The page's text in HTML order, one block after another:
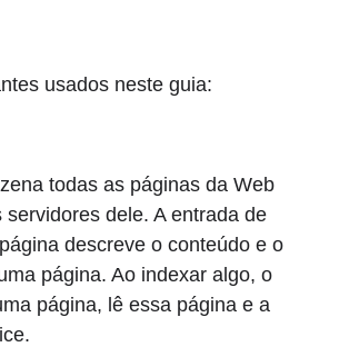
usados neste guia:
todas as páginas da Web
servidores dele. A entrada de
descreve o conteúdo e o
página. Ao indexar algo, o
página, lê essa página e a